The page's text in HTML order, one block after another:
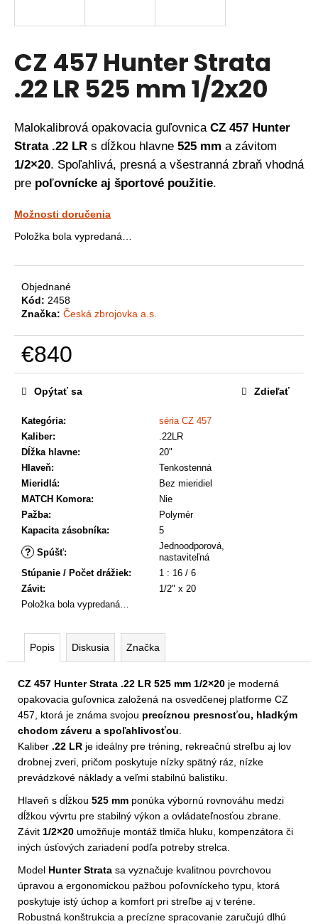
CZ 457 Hunter Strata
.22 LR 525 mm 1/2x20
Malokalibrová opakovacia guľovnica CZ 457 Hunter
Strata .22 LR s dĺžkou hlavne 525 mm a závitom
1/2×20. Spoľahlivá, presná a všestranná zbraň vhodná
pre poľovnícke aj športové použitie.
Možnosti doručenia
Položka bola vypredaná…
Objednané
Kód: 2458
Značka: Česká zbrojovka a.s.
€840
Jednotková
Kategória:
séria CZ 457
Kaliber:
.22LR
Dĺžka hlavne:
20"
Hlaveň:
Tenkostenná
Mieridlá:
Bez mieridiel
MATCH Komora:
Nie
Pažba:
Polymér
Kapacita zásobníka: 5
? Spúšť:
Jednoodporová,
nastaviteľná
Stúpanie / Počet drážiek:
1 : 16 / 6
Závit:
1/2" x 20
Položka bola vypredaná…
Opýtať sa Zdieľať
Popis Diskusia Značka
CZ 457 Hunter Strata .22 LR 525 mm 1/2×20 je moderná
opakovacia guľovnica založená na osvedčenej platforme CZ
457, ktorá je známa svojou precíznou presnosťou, hladkým
chodom záveru a spoľahlivosťou
Kaliber .22 LR je ideálny pre tréning, rekreačnú streľbu aj lov
drobnej zveri, pričom poskytuje nízky spätný ráz, nízke
prevádzkové náklady a veľmi stabilnú balistiku.
Hlaveň s dĺžkou 525 mm ponúka výbornú rovnováhu medzi
dĺžkou vývrtu pre stabilný výkon a ovládateľnosťou zbrane.
Závit 1/2×20 umožňuje montáž tlmiča hluku, kompenzátora či
iných úsťových zariadení podľa potreby strelca.
Model Hunter Strata sa vyznačuje kvalitnou povrchovou
úpravou a ergonomickou pažbou poľovníckeho typu, ktorá
poskytuje istý úchop a komfort pri streľbe aj v teréne.
Robustná konštrukcia a precízne spracovanie zaručujú dlhú
s
ť
?
HĽADAŤ
O
d
p
o
ú
č
a
m
e